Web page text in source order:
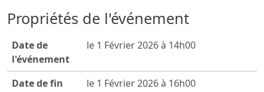
Propriétés de l'événement
Date de
l'événement
le 1 Février 2026 à 14h00
Date de fin
le 1 Février 2026 à 16h00